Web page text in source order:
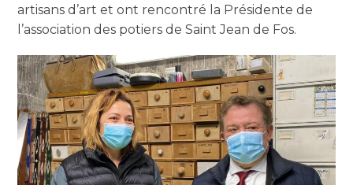
artisans d’art et ont rencontré la Présidente de
l’association des potiers de Saint Jean de Fos.